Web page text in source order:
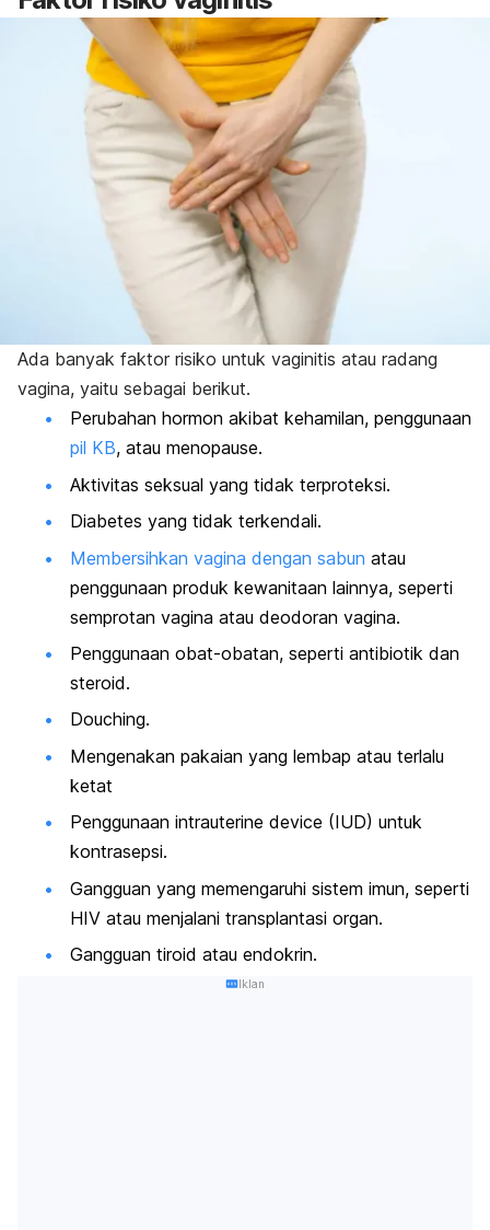
Ada banyak faktor risiko untuk vaginitis atau radang
vagina, yaitu sebagai berikut.
Perubahan hormon akibat kehamilan, penggunaan
pil KB, atau menopause.
Aktivitas seksual yang tidak terproteksi.
Diabetes yang tidak terkendali.
Membersihkan vagina dengan sabun atau
penggunaan produk kewanitaan lainnya, seperti
semprotan vagina atau deodoran vagina.
Penggunaan obat-obatan, seperti antibiotik dan
steroid.
Douching.
Mengenakan pakaian yang lembap atau terlalu
ketat
Penggunaan intrauterine device (IUD) untuk
kontrasepsi.
Gangguan yang memengaruhi sistem imun, seperti
HIV atau menjalani transplantasi organ.
Gangguan tiroid atau endokrin.
Iklan